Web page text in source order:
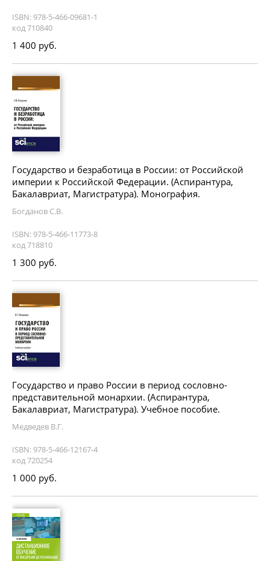
ISBN: 978-5-466-09681-1
код 710840
1 400 руб.
Государство и безработица в России: от Российской
империи к Российской Федерации. (Аспирантура,
Бакалавриат, Магистратура). Монография.
Богданов С.В.
ISBN: 978-5-466-11773-8
код 718810
1 300 руб.
Государство и право России в период сословно-
представительной монархии. (Аспирантура,
Бакалавриат, Магистратура). Учебное пособие.
Медведев В.Г.
ISBN: 978-5-466-12167-4
код 720254
1 000 руб.